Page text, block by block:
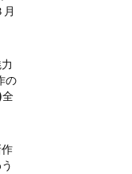
の
全